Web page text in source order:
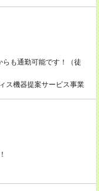
も通勤可能です！（徒
ス機器提案サービス事業